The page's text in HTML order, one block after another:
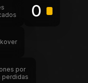
0
por
perdidas